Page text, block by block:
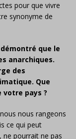
pour que vivre
synonyme de
que le
anarchiques.
des
Que
pays ?
nous rangeons
ce qui peut
ne pourrait ne pas